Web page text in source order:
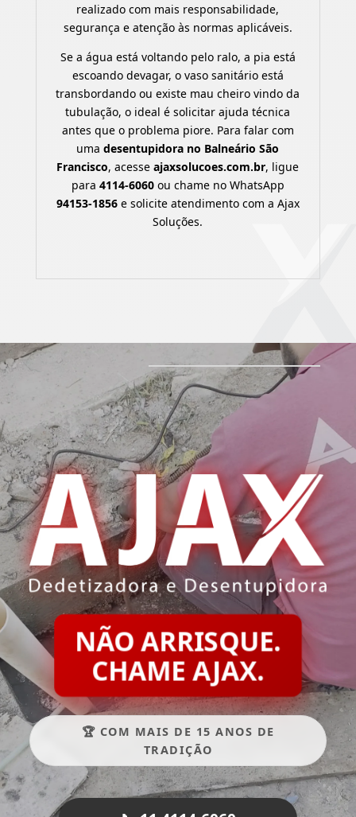
realizado com mais responsabilidade,
segurança e atenção às normas aplicáveis.
Se a água está voltando pelo ralo, a pia está
escoando devagar, o vaso sanitário está
transbordando ou existe mau cheiro vindo da
tubulação, o ideal é solicitar ajuda técnica
antes que o problema piore. Para falar com
umadesentupidora no Balneário São
Francisco, acesseajaxsolucoes.com.br, ligue
para 4114-6060ou chame no WhatsApp
94153-1856e solicite atendimento com a Ajax
Soluções.
NÃO ARRISQUE.
CHAME AJAX.
🏆 COM MAIS DE 15 ANOS DE
TRADIÇÃO